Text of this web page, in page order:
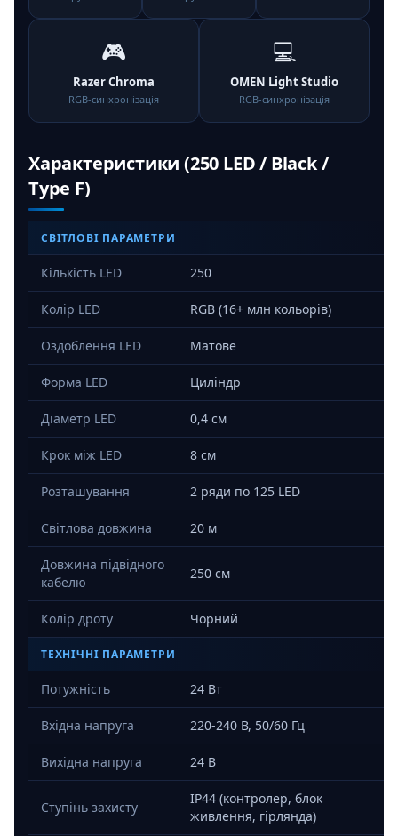
🎮
Razer Chroma
RGB-синхронізація
💻
OMEN Light Studio
RGB-синхронізація
Характеристики (250 LED / Black /
Type F)
СВІТЛОВІ ПАРАМЕТРИ
Кількість LED 250
Колір LED RGB (16+ млн кольорів)
Оздоблення LED Матове
Форма LED Циліндр
Діаметр LED 0,4 см
Крок між LED 8 см
Розташування 2 ряди по 125 LED
Світлова довжина 20 м
Довжина підвідного
кабелю
250 см
Колір дроту Чорний
ТЕХНІЧНІ ПАРАМЕТРИ
Потужність 24 Вт
Вхідна напруга 220-240 В, 50/60 Гц
Вихідна напруга 24 В
Ступінь захисту
IP44 (контролер, блок
живлення, гірлянда)